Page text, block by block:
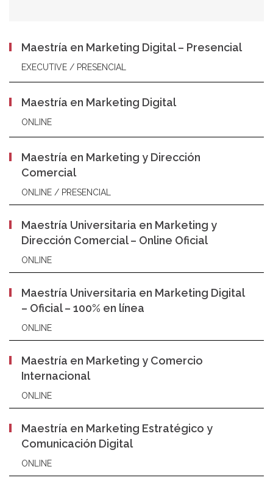
Maestría en Marketing Digital – Presencial
EXECUTIVE / PRESENCIAL
Maestría en Marketing Digital
ONLINE
Maestría en Marketing y Dirección
Comercial
ONLINE / PRESENCIAL
Maestría Universitaria en Marketing y
Dirección Comercial – Online Oficial
ONLINE
Maestría Universitaria en Marketing Digital
– Oficial – 100% en línea
ONLINE
Maestría en Marketing y Comercio
Internacional
ONLINE
Maestría en Marketing Estratégico y
Comunicación Digital
ONLINE